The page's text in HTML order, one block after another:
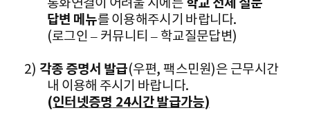
답변 메뉴를 이용해주시기 바랍니다.
(로그인 – 커뮤니티 – 학교질문답변)
2) 각종 증명서 발급(우편,팩스민원)은 근무시간
내 이용해 주시기 바랍니다.
(인터넷증명 24시간 발급가능)